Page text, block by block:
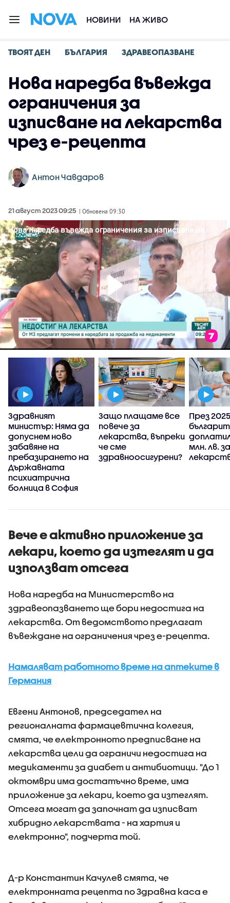
НОВИНИ НА ЖИВО
ТВОЯТ ДЕН БЪЛГАРИЯ ЗДРАВЕОПАЗВАНЕ
Нова наредба въвежда
ограничения за
изписване на лекарства
чрез е-рецепта
Антон Чавдаров
21 август 2023 09:25 | Обновена 09:30
Здравният
министър: Няма да
допуснем ново
забавяне на
пребазирането на
Държавната
психиатрична
болница в София
Защо плащаме все
повече за
лекарства, въпреки
че сме
здравноосигурени?
През
млн. лв. за
Вече е активно приложение за
лекари, което да изтеглят и да
използват отсега
Нова наредба на Министерство на
здравеопазването ще бори недостига на
лекарства. От ведомството предлагат
въвеждане на ограничения чрез е-рецепта.
Намаляват работното време на аптеките в
Германия
Евгени Антонов, председател на
регионалната фармацевтична колегия,
смята, че електронното предписване на
лекарства цели да ограничи недостига на
медикаменти за диабет и антибиотици. "До 1
октомври има достатъчно време, има
приложение за лекари, което да изтеглят.
Отсега могат да започнат да изписват
хибридно лекарствата - на хартия и
електронно", подчерта той.
Д-р Константин Качулев смята, че
електронната рецепта по Здравна каса е